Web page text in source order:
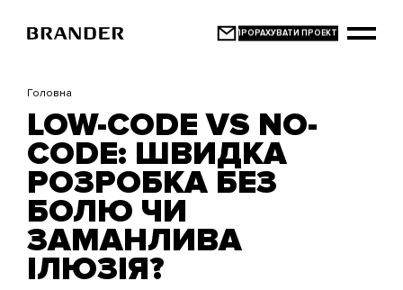
основного
Головна
LOW-CODE VS NO-
CODE: ШВИДКА
РОЗРОБКА БЕЗ
БОЛЮ ЧИ
ЗАМАНЛИВА
ІЛЮЗІЯ?